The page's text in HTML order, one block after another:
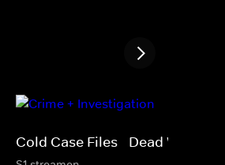
Cold Case Files - Dead West